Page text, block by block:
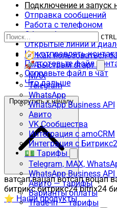
🧭 Как пользоваться
🚀 Быстрый старт
MAX
Telegram
WhatsApp
WhatsApp Business API
Авито
VK Сообщества
Интеграция с amoCRM
Интеграция с
💵 Тарифы
Telegram, MAX,
WhatsApp Business
Авито — тарифы
Варианты оплаты
Trade-in — тарифы
Подключение и запуск
Отправка сообщений
Работа с телефоном
Сбои и блокировки
Открытые линии и
Как отправлять
Подготовьте файл
Отправьте файл в чат
Что дальше
Прокрутить к началу
ватсап вацап вотсап воцап
битрикс битрикс24 bitrix24
⭐ Наши продукты